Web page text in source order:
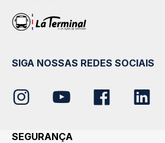
SIGA NOSSAS REDES SOCIAIS
SEGURANÇA